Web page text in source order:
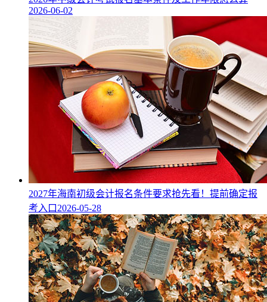
2026-06-02
2027年海南初级会计报名条件要求抢先看！提前确定报
考入口 2026-05-28